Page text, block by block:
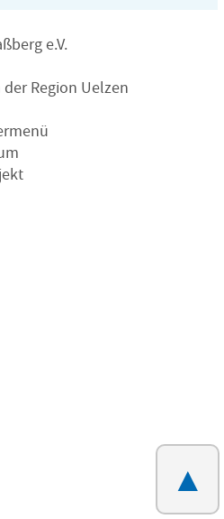
e.V.
Region Uelzen
▲